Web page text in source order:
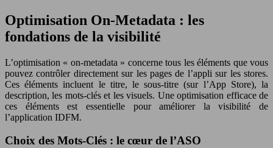
Optimisation On-Metadata : les
fondations de la visibilité
L’optimisation « on-metadata » concerne tous les éléments que vous
pouvez contrôler directement sur les pages de l’appli sur les stores.
Ces éléments incluent le titre, le sous-titre (sur l’App Store), la
description, les mots-clés et les visuels. Une optimisation efficace de
ces éléments est essentielle pour améliorer la visibilité de
l’application IDFM.
Choix des Mots-Clés : le cœur de l’ASO